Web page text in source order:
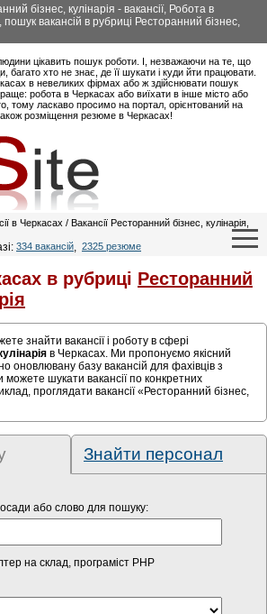
бізнес, кулінарія - вакансії, Робота в
вакансій в рубриці Ресторанний бізнес,
цікавить пошук роботи. І, незважаючи на те, що
багато хто не знає, де її шукати і куди йти працювати.
в невеликих фірмах або ж здійснювати пошук
робота в Черкасах або виїхати в інше місто або
тому ласкаво просимо на портал, орієнтований на
розміщення резюме в Черкасах!
в Черкасах / Вакансії Ресторанний бізнес, кулінарія,
334 вакансій, 2325 резюме
в рубриці Ресторанний
знайти вакансії і роботу в сфері
в Черкасах. Ми пропонуємо якісний
оновлювану базу вакансій для фахівців з
можете шукати вакансії по конкретних
проглядати вакансії «Ресторанний бізнес,
Знайти персонал
або слово для пошуку:
на склад, програміст PHP